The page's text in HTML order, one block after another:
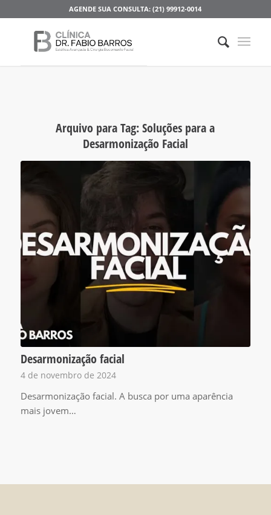
AGENDE SUA CONSULTA: (21) 99912-0014
Arquivo para Tag:Soluções para a
Desarmonização Facial
Desarmonização facial
4 de novembro de 2024
Desarmonização facial. A busca por uma aparência
mais jovem…